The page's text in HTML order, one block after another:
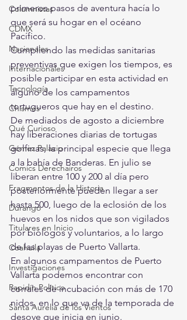
Columnistas
CDMX
Nacionales
Internacionales
Tecnología
Chismes
Qué Curioso
Gómez Palacio
Comics Derechairos
Fragmentos de la Historia
Durango
Titulares en Inicio
Coahuila
Investigaciones
Rapidín Político
Santa Aurelia de los Vientos
primeros pasos de aventura hacía lo
que será su hogar en el océano
Pacífico.
Cumpliendo las medidas sanitarias
preventivas que exigen los tiempos, es
posible participar en esta actividad en
alguno de los campamentos
tortugueros que hay en el destino.
De mediados de agosto a diciembre
hay liberaciones diarias de tortugas
golfinas, la principal especie que llega
a la bahía de Banderas. En julio se
liberan entre 100 y 200 al día pero
posteriormente pueden llegar a ser
hasta 500, luego de la eclosión de los
huevos en los nidos que son vigilados
por biólogos y voluntarios, a lo largo
de las playas de Puerto Vallarta.
En algunos campamentos de Puerto
Vallarta podemos encontrar con
corrales de incubación con más de 170
nidos, en lo que va de la temporada de
desove que inicia en junio.